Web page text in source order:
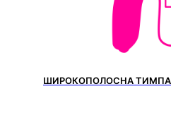
ШИРОКОПОЛОСНА